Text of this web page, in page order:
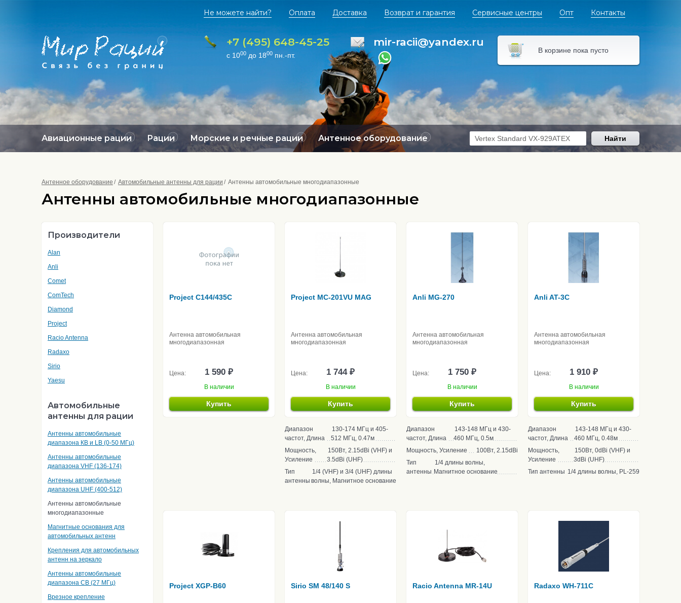
Не можете найти? Оплата Доставка Возврат и гарантия Сервисные центры Опт Контакты
+7 (495) 648-45-25
с 1000 до 1800 пн.-пт.
mir-racii@yandex.ru
В корзине пока пусто
Авиационные рации Рации Морские и речные рации Антенное оборудование Найти
Антенное оборудование Автомобильные антенны для рации Антенны автомобильные многодиапазонные
Антенны автомобильные многодиапазонные
Производители
Alan
Anli
Comet
ComTech
Diamond
Project
Racio Antenna
Radaxo
Sirio
Yaesu
Автомобильные
антенны для рации
Антенны автомобильные
диапазона КВ и LB (0-50 МГц)
Антенны автомобильные
диапазона VHF (136-174)
Антенны автомобильные
диапазона UHF (400-512)
Антенны автомобильные
многодиапазонные
Магнитные основания для
автомобильных антенн
Крепления для автомобильных
антенн на зеркало
Антенны автомобильные
диапазона CB (27 МГц)
Врезное крепление
Project C144/435C
Антенна автомобильная
многодиапазонная
Цена: 1 590 ₽
В наличии
Купить
Project MC-201VU MAG
Антенна автомобильная
многодиапазонная
Цена: 1 744 ₽
В наличии
Купить
Диапазон
частот, Длина
130-174 МГц и 405-
512 МГц, 0.47м
Мощность,
Усиление
150Вт, 2.15dBi (VHF) и
3.5dBi (UHF)
Тип
антенны
1/4 (VHF) и 3/4 (UHF) длины
волны, Магнитное основание
Anli MG-270
Антенна автомобильная
многодиапазонная
Цена: 1 750 ₽
В наличии
Купить
Диапазон
частот, Длина
143-148 МГц и 430-
460 МГц, 0.5м
Мощность, Усиление
100Вт, 2.15dBi
Тип
антенны
1/4 длины волны,
Магнитное основание
Anli AT-3C
Антенна автомобильная
многодиапазонная
Цена: 1 910 ₽
В наличии
Купить
Диапазон
частот, Длина
143-148 МГц и 430-
460 МГц, 0.48м
Мощность,
Усиление
150Вт, 0dBi (VHF) и
3dBi (UHF)
Тип антенны 1/4 длины волны, PL-259
Project XGP-B60 Sirio SM 48/140 S Racio Antenna MR-14U Radaxo WH-711C